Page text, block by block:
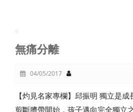
無痛分離
04/05/2017
【灼見名家專欄】邱振明 獨立是
剪斷臍帶開始，孩子邁向完全獨立